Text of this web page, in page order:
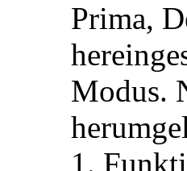
Prima,
Modus.